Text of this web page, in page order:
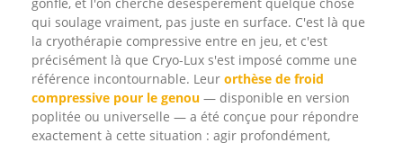
qui soulage vraiment, pas juste en surface. C'est là que
la cryothérapie compressive entre en jeu, et c'est
précisément là que Cryo-Lux s'est imposé comme une
référence incontournable. Leur orthèse de froid
compressive pour le genou — disponible en version
poplitée ou universelle — a été conçue pour répondre
exactement à cette situation : agir profondément,